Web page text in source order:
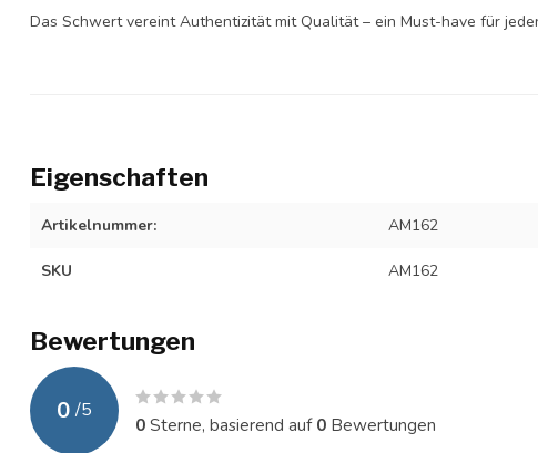
Das Schwert vereint Authentizität mit Qualität – ein Must-have für
Eigenschaften
Artikelnummer: AM162
SKU AM162
Bewertungen
0 /5
0Sterne, basierend auf0 Bewertungen